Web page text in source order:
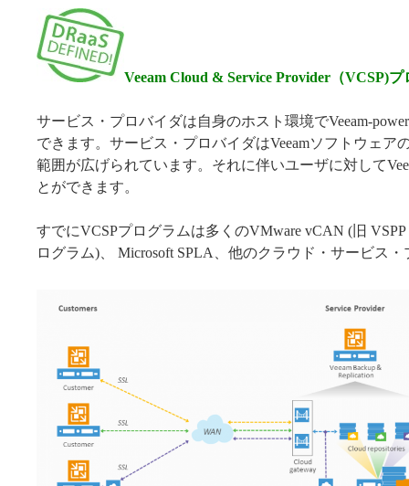
Veeam Cloud & Service Provider（VCSP)プ
サービス・プロバイダは自身のホスト環境でVeeam-
できます。サービス・プロバイダはVeeamソフトウェア
範囲が広げられています。それに伴いユーザに対して
とができます。
すでにVCSPプログラムは多くのVMware vCAN (旧
ログラム)、 Microsoft SPLA、他のクラウド・サービス